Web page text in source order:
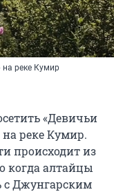
на реке Кумир
«Девичьи
реке Кумир.
происходит из
когда алтайцы
с Джунгарским